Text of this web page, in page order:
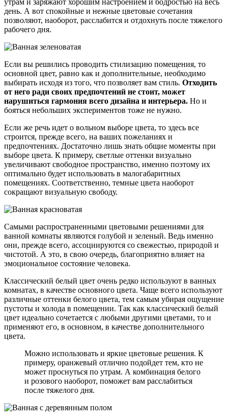
утрам и заряжают хорошим настроением и бодростью на весь
день. А вот спокойные и нежные цветовые сочетания
позволяют, наоборот, расслабится и отдохнуть после тяжелого
рабочего дня.
Если вы решились проводить стилизацию помещения, то
основной цвет, равно как и дополнительные, необходимо
выбирать исходя из того, что позволяет вам стиль. Отходить
от него ради своих предпочтений не стоит, может
нарушиться гармония всего дизайна и интерьера. Но и
бояться небольших экспериментов тоже не нужно.
Если же речь идет о вольном выборе цвета, то здесь все
строится, прежде всего, на ваших пожеланиях и
предпочтениях. Достаточно лишь знать общие моменты при
выборе цвета. К примеру, светлые оттенки визуально
увеличивают свободное пространство, именно поэтому их
оптимально будет использовать в малогабаритных
помещениях. Соответственно, темные цвета наоборот
сокращают визуальную свободу.
Самыми распространенными цветовыми решениями для
ванной комнаты являются голубой и зеленый. Ведь именно
они, прежде всего, ассоциируются со свежестью, природой и
чистотой. А это, в свою очередь, благоприятно влияет на
эмоциональное состояние человека.
Классический белый цвет очень редко используют в ванных
комнатах, в качестве основного цвета. Чаще всего используют
различные оттенки белого цвета, тем самым убирая ощущение
пустоты и холода в помещении. Так как классический белый
цвет идеально сочетается с любыми другими цветами, то и
применяют его, в основном, в качестве дополнительного
цвета.
Можно использовать и яркие цветовые решения. К
примеру, оранжевый отлично подойдет тем, кто не
может проснуться по утрам. А комбинация белого
и розового наоборот, поможет вам расслабиться
после тяжелого дня.